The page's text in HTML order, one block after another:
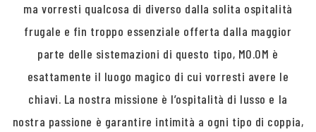
ma vorresti qualcosa di diverso dalla solita ospitalità
frugale e fin troppo essenziale offerta dalla maggior
parte delle sistemazioni di questo tipo, MO.OM è
esattamente il luogo magico di cui vorresti avere le
chiavi. La nostra missione è l’ospitalità di lusso e la
nostra passione è garantire intimità a ogni tipo di coppia,